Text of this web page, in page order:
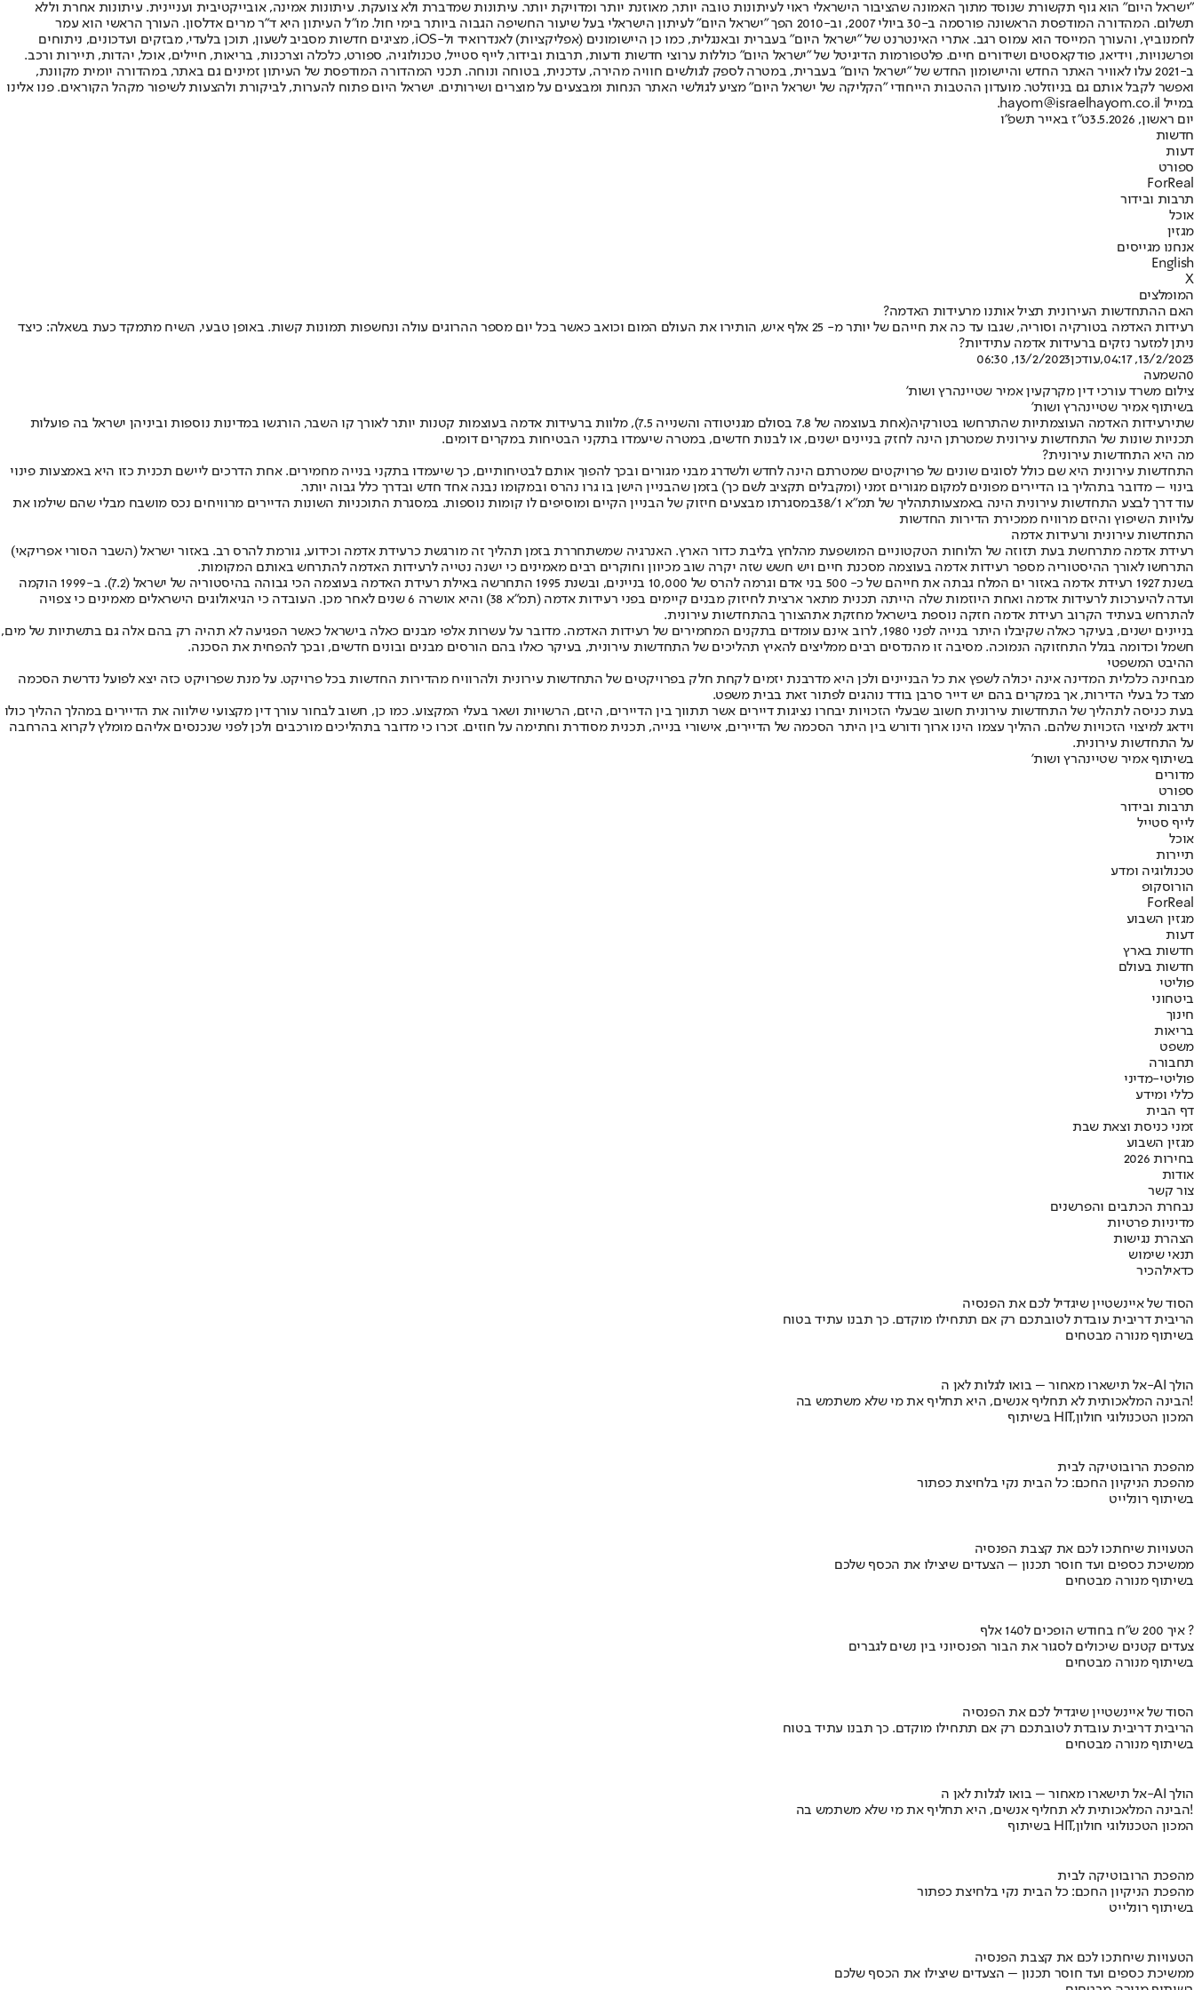
"ישראל היום" הוא גוף תקשורת שנוסד מתוך האמונה שהציבור הישראלי ראוי לעיתונות טובה יותר, מאוזנת יותר ומדויקת יותר. עיתונות שמדברת ולא צועקת. עיתונות אמינה, אובייקטיבית ועניינית. עיתונות אחרת וללא
תשלום. המהדורה המודפסת הראשונה פורסמה ב-30 ביולי 2007, וב-2010 הפך "ישראל היום" לעיתון הישראלי בעל שיעור החשיפה הגבוה ביותר בימי חול. מו"ל העיתון היא ד"ר מרים אדלסון. העורך הראשי הוא עמר
לחמנוביץ, והעורך המייסד הוא עמוס רגב. אתרי האינטרנט של "ישראל היום" בעברית ובאנגלית, כמו כן היישומונים (אפליקציות) לאנדרואיד ול-iOS, מציגים חדשות מסביב לשעון, תוכן בלעדי, מבזקים ועדכונים, ניתוחים
ופרשנויות, וידיאו, פודקאסטים ושידורים חיים. פלטפורמות הדיגיטל של "ישראל היום" כוללות ערוצי חדשות ודעות, תרבות ובידור, לייף סטייל, טכנולוגיה, ספורט, כלכלה וצרכנות, בריאות, חיילים, אוכל, יהדות, תיירות ורכב.
ב-2021 עלו לאוויר האתר החדש והיישומון החדש של "ישראל היום" בעברית, במטרה לספק לגולשים חוויה מהירה, עדכנית, בטוחה ונוחה. תכני המהדורה המודפסת של העיתון זמינים גם באתר, במהדורה יומית מקוונת,
ואפשר לקבל אותם גם בניוזלטר. מועדון ההטבות הייחודי "הקליקה של ישראל היום" מציע לגולשי האתר הנחות ומבצעים על מוצרים ושירותים. ישראל היום פתוח להערות, לביקורת ולהצעות לשיפור מקהל הקוראים. פנו אלינו
במייל hayom@israelhayom.co.il.
יום ראשון, 3.5.2026
ט"ז באייר תשפ"ו
חדשות
דעות
ספורט
ForReal
תרבות ובידור
אוכל
מגזין
אנחנו מגייסים
English
X
המומלצים
האם ההתחדשות העירונית תציל אותנו מרעידות האדמה?
רעידות האדמה בטורקיה וסוריה, שגבו עד כה את חייהם של יותר מ- 25 אלף איש, הותירו את העולם המום וכואב כאשר בכל יום מספר ההרוגים עולה ונחשפות תמונות קשות. באופן טבעי, השיח מתמקד כעת בשאלה: כיצד
ניתן למזער נזקים ברעידות אדמה עתידיות?
13/2/2023, 04:17
,עודכן13/2/2023, 06:30
0השמעה
צילום משרד עורכי דין מקרקעין אמיר שטיינהרץ ושות'
בשיתוף אמיר שטיינהרץ ושות'
שתירעידות האדמה העוצמתיות שהתרחשו בטורקיה
(אחת בעוצמה של 7.8 בסולם מגניטודה והשנייה 7.5), מלוות ברעידות אדמה בעוצמות קטנות יותר לאורך קו השבר, הורגשו במדינות נוספות וביניהן ישראל בה פועלות
תכניות שונות של התחדשות עירונית שמטרתן הינה לחזק בניינים ישנים, או לבנות חדשים, במטרה שיעמדו בתקני הבטיחות במקרים דומים.
מה היא התחדשות עירונית?
התחדשות עירונית היא שם כולל לסוגים שונים של פרויקטים שמטרתם הינה לחדש ולשדרג מבני מגורים ובכך להפוך אותם לבטיחותיים, כך שיעמדו בתקני בנייה מחמירים. אחת הדרכים ליישם תכנית כזו היא באמצעות פינוי
בינוי – מדובר בתהליך בו הדיירים מפונים למקום מגורים זמני (ומקבלים תקציב לשם כך) בזמן שהבניין הישן בו גרו נהרס ובמקומו נבנה אחד חדש ובדרך כלל גבוה יותר.
עוד דרך לבצע התחדשות עירונית הינה באמצעותתהליך של תמ”א 38/1
במסגרתו מבצעים חיזוק של הבניין הקיים ומוסיפים לו קומות נוספות. במסגרת התוכניות השונות הדיירים מרוויחים נכס מושבח מבלי שהם שילמו את
עלויות השיפוץ והיזם מרוויח ממכירת הדירות החדשות
התחדשות עירונית ורעידות אדמה
רעידת אדמה מתרחשת בעת תזוזה של הלוחות הטקטוניים המושפעת מהלחץ בליבת כדור הארץ. האנרגיה שמשתחררת בזמן תהליך זה מורגשת כרעידת אדמה וכידוע, גורמת להרס רב. באזור ישראל (השבר הסורי אפריקאי)
התרחשו לאורך ההיסטוריה מספר רעידות אדמה בעוצמה מסכנת חיים ויש חשש שזה יקרה שוב מכיוון וחוקרים רבים מאמינים כי ישנה נטייה לרעידות האדמה להתרחש באותם המקומות.
בשנת 1927 רעידת אדמה באזור ים המלח גבתה את חייהם של כ- 500 בני אדם וגרמה להרס של 10,000 בניינים, ובשנת 1995 התחרשה באילת רעידת האדמה בעוצמה הכי גבוהה בהיסטוריה של ישראל (7.2). ב-1999 הוקמה
ועדה להיערכות לרעידות אדמה ואחת היוזמות שלה הייתה תכנית מתאר ארצית לחיזוק מבנים קיימים בפני רעידות אדמה (תמ”א 38) והיא אושרה 6 שנים לאחר מכן. העובדה כי הגיאולוגים הישראלים מאמינים כי צפויה
להתרחש בעתיד הקרוב רעידת אדמה חזקה נוספת בישראל מחזקת אתהצורך בהתחדשות עירונית.
בניינים ישנים, בעיקר כאלה שקיבלו היתר בנייה לפני 1980, לרוב אינם עומדים בתקנים המחמירים של רעידות האדמה. מדובר על עשרות אלפי מבנים כאלה בישראל כאשר הפגיעה לא תהיה רק בהם אלה גם בתשתיות של מים,
חשמל וכדומה בגלל התחזוקה הנמוכה. מסיבה זו מהנדסים רבים ממליצים להאיץ תהליכים של התחדשות עירונית, בעיקר כאלו בהם הורסים מבנים ובונים חדשים, ובכך להפחית את הסכנה.
ההיבט המשפטי
מבחינה כלכלית המדינה אינה יכולה לשפץ את כל הבניינים ולכן היא מדרבנת יזמים לקחת חלק בפרויקטים של התחדשות עירונית ולהרוויח מהדירות החדשות בכל פרויקט. על מנת שפרויקט כזה יצא לפועל נדרשת הסכמה
מצד כל בעלי הדירות, אך במקרים בהם יש דייר סרבן בודד נוהגים לפתור זאת בבית משפט.
בעת כניסה לתהליך של התחדשות עירונית חשוב שבעלי הזכויות יבחרו נציגות דיירים אשר תתווך בין הדיירים, היזם, הרשויות ושאר בעלי המקצוע. כמו כן, חשוב לבחור עורך דין מקצועי שילווה את הדיירים במהלך ההליך כולו
וידאג למיצוי הזכויות שלהם. ההליך עצמו הינו ארוך ודורש בין היתר הסכמה של הדיירים, אישורי בנייה, תכנית מסודרת וחתימה על חוזים. זכרו כי מדובר בתהליכים מורכבים ולכן לפני שנכנסים אליהם מומלץ לקרוא בהרחבה
על התחדשות עירונית.
בשיתוף אמיר שטיינהרץ ושות'
מדורים
ספורט
תרבות ובידור
לייף סטייל
אוכל
תיירות
טכנולוגיה ומדע
הורוסקופ
ForReal
מגזין השבוע
דעות
חדשות בארץ
חדשות בעולם
פוליטי
ביטחוני
חינוך
בריאות
משפט
תחבורה
פוליטי-מדיני
כללי ומידע
דף הבית
זמני כניסת וצאת שבת
מגזין השבוע
בחירות 2026
אודות
צור קשר
נבחרת הכתבים והפרשנים
מדיניות פרטיות
הצהרת נגישות
תנאי שימוש
כדאילהכיר
הסוד של איינשטיין שיגדיל לכם את הפנסיה
הריבית דריבית עובדת לטובתכם רק אם תתחילו מוקדם. כך תבנו עתיד בטוח
בשיתוף מנורה מבטחים
אל תישארו מאחור – בואו לגלות לאן ה-AI הולך
הבינה המלאכותית לא תחליף אנשים, היא תחליף את מי שלא משתמש בה!
בשיתוף HIT,המכון הטכנולוגי חולון
מהפכת הרובוטיקה לבית
מהפכת הניקיון החכם: כל הבית נקי בלחיצת כפתור
בשיתוף רונלייט
הטעויות שיחתכו לכם את קצבת הפנסיה
ממשיכת כספים ועד חוסר תכנון – הצעדים שיצילו את הכסף שלכם
בשיתוף מנורה מבטחים
איך 200 ש"ח בחודש הופכים ל140 אלף ?
צעדים קטנים שיכולים לסגור את הבור הפנסיוני בין נשים לגברים
בשיתוף מנורה מבטחים
הסוד של איינשטיין שיגדיל לכם את הפנסיה
הריבית דריבית עובדת לטובתכם רק אם תתחילו מוקדם. כך תבנו עתיד בטוח
בשיתוף מנורה מבטחים
אל תישארו מאחור – בואו לגלות לאן ה-AI הולך
הבינה המלאכותית לא תחליף אנשים, היא תחליף את מי שלא משתמש בה!
בשיתוף HIT,המכון הטכנולוגי חולון
מהפכת הרובוטיקה לבית
מהפכת הניקיון החכם: כל הבית נקי בלחיצת כפתור
בשיתוף רונלייט
הטעויות שיחתכו לכם את קצבת הפנסיה
ממשיכת כספים ועד חוסר תכנון – הצעדים שיצילו את הכסף שלכם